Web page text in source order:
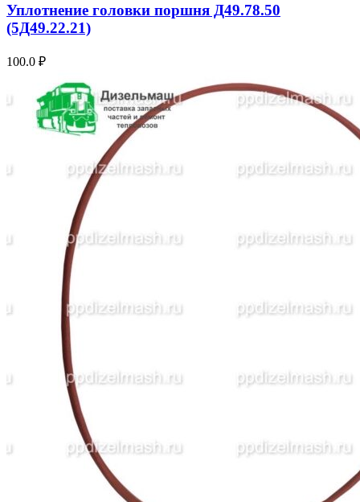
Уплотнение головки поршня Д49.78.50
(5Д49.22.21)
100.0 ₽